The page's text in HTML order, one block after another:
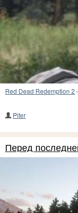
Red Dead Redemption 2
Piter
Перед